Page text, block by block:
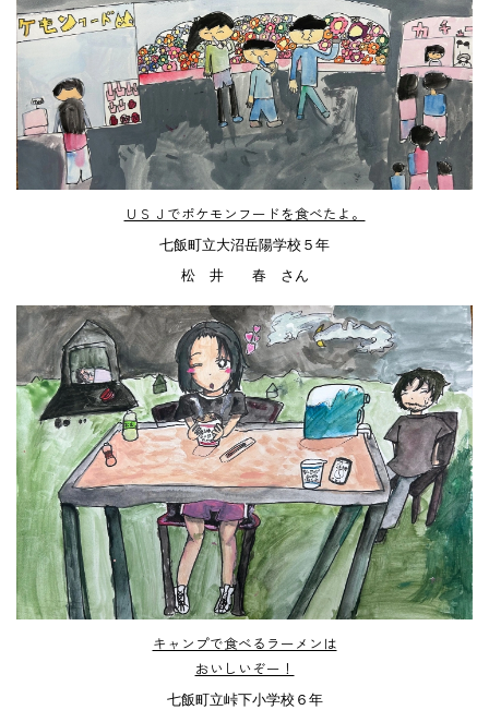
ＵＳＪでポケモンフードを食べたよ。
七飯町立大沼岳陽学校５年
松 井 春 さん
キャンプで食べるラーメンは
おいしいぞー！
七飯町立峠下小学校６年